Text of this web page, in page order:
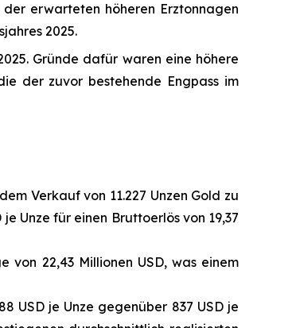
erwarteten höheren Erztonnagen
2025.
Gründe dafür waren eine höhere
der zuvor bestehende Engpass im
Verkauf von 11.227 Unzen Gold zu
Unze für einen Bruttoerlös von 19,37
22,43 Millionen USD, was einem
USD je Unze gegenüber 837 USD je